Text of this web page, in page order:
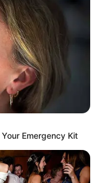
Emergency Kit